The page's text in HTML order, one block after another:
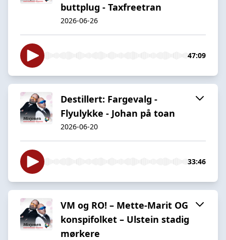
buttplug - Taxfreetran
2026-06-26
47:09
Destillert: Fargevalg -
Flyulykke - Johan på toan
2026-06-20
33:46
VM og RO! – Mette-Marit OG
konspifolket – Ulstein stadig
mørkere